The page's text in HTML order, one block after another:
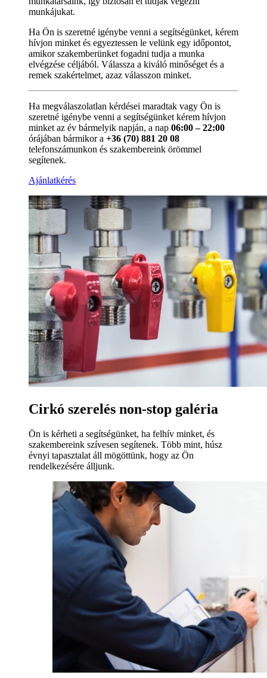
munkájukat.
Ha Ön is szeretné igénybe venni a segítségünket, kérem
hívjon minket és egyeztessen le velünk egy időpontot,
amikor szakemberünket fogadni tudja a munka
elvégzése céljából. Válassza a kiváló minőséget és a
remek szakértelmet, azaz válasszon minket.
Ha megválaszolatlan kérdései maradtak vagy Ön is
szeretné igénybe venni a segítségünket kérem hívjon
minket az év bármelyik napján, a nap 06:00 – 22:00
órájában bármikor a +36 (70) 881 20 08
telefonszámunkon és szakembereink örömmel
segítenek.
Ajánlatkérés
Cirkó szerelés non-stop galéria
Ön is kérheti a segítségünket, ha felhív minket, és
szakembereink szívesen segítenek. Több mint, húsz
évnyi tapasztalat áll mögöttünk, hogy az Ön
rendelkezésére álljunk.